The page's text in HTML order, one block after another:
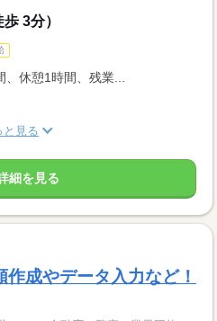
3分）
休憩1時間、残業...
と見る
細を見る
作成やデータ入力など！